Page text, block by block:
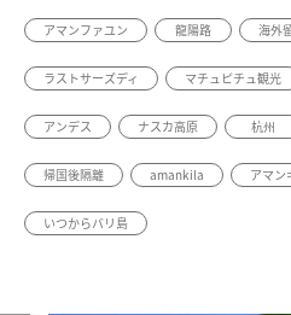
アマンファユン 龍陽路 海外
ラストサーズディ マチュピチュ観光
アンデス ナスカ高原 杭州
帰国後隔離 amankila アマン
いつからバリ島